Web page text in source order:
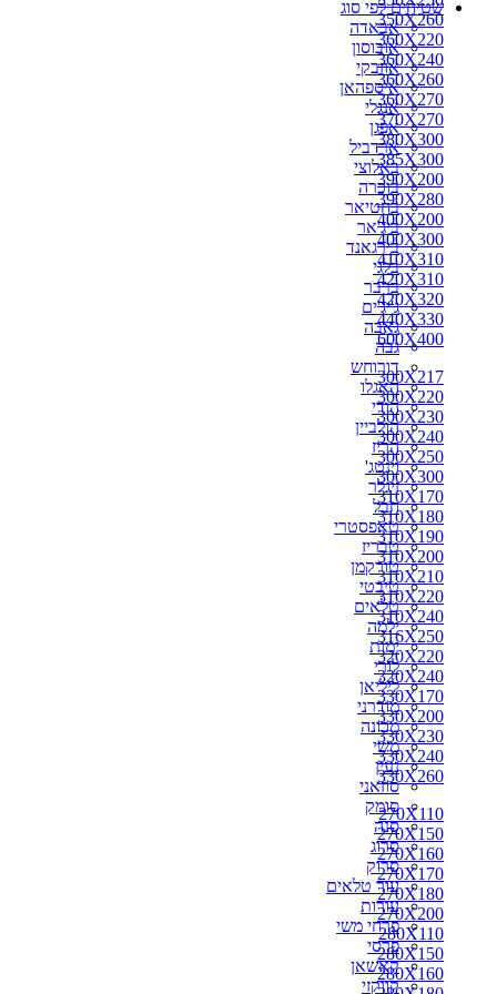
שטיחים לפי סוג
אבאדה
אובוסון
אוזבקי
איספהאן
אנגלי
אפגן
ארדביל
באלוצי
בוכרה
בחטיאר
ביג'אר
בירגאנד
בלגי
ברבר
ג'יג'ים
גאבה
גבה
דורוחש
האגלו
הודי
הולביין
הריז
וינטג'
זיגלר
חבל
טאפסטרי
טבריז
טורקמן
טיבטי
טלאים
ילמה
ימות
לורי
ליליאן
מודרני
מכונה
משי
נעין
סוזאני
סומק
סנה
סרוג
סרוק
עור טלאים
עורות
פרחי משי
פרסי
קאשאן
קווקזי
350X260
360X220
360X240
360X260
360X270
370X270
380X300
385X300
390X200
390X280
400X200
400X300
410X310
420X310
420X320
440X330
600X400
300X217
300X220
300X230
300X240
300X250
300X300
310X170
310X180
310X190
310X200
310X210
310X220
310X240
316X250
320X220
320X240
330X170
330X200
330X230
330X240
330X260
270X110
270X150
270X160
270X170
270X180
270X200
280X110
280X150
280X160
270X150
270X160
270X170
270X200
280X160
280X180
280X200
290X180
300X180
310X190
310X210
350X250
360X220
360X260
370X270
400X300